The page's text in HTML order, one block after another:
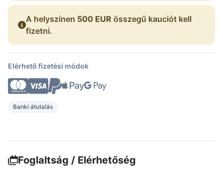
A helyszínen 500 EUR összegű kauciót kell
fizetni.
Elérhető fizetési módok
Banki átutalás
Foglaltság / Elérhetőség